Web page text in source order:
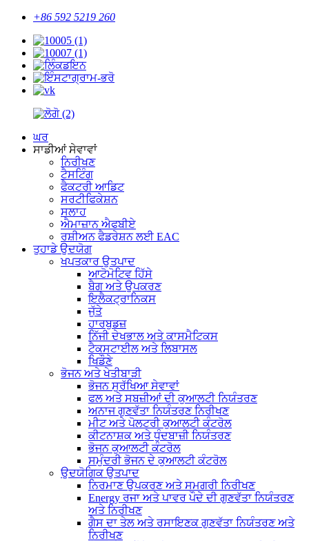
+86 592 5219 260
ਘਰ
ਸਾਡੀਆਂ ਸੇਵਾਵਾਂ
ਨਿਰੀਖਣ
ਟੈਸਟਿੰਗ
ਫੈਕਟਰੀ ਆਡਿਟ
ਸਰਟੀਫਿਕੇਸ਼ਨ
ਸਲਾਹ
ਐਮਾਜ਼ਾਨ ਐਫਬੀਏ
ਰਸ਼ੀਅਨ ਫੈਡਰੇਸ਼ਨ ਲਈ EAC
ਤੁਹਾਡੇ ਉਦਯੋਗ
ਖਪਤਕਾਰ ਉਤਪਾਦ
ਆਟੋਮੋਟਿਵ ਹਿੱਸੇ
ਬੈਗ ਅਤੇ ਉਪਕਰਣ
ਇਲੈਕਟ੍ਰਾਨਿਕਸ
ਜੁੱਤੇ
ਹਾਰਬੁਡਜ਼
ਨਿੱਜੀ ਦੇਖਭਾਲ ਅਤੇ ਕਾਸਮੈਟਿਕਸ
ਟੈਕਸਟਾਈਲ ਅਤੇ ਲਿਬਾਸਲ
ਖਿਡੌਣੇ
ਭੋਜਨ ਅਤੇ ਖੇਤੀਬਾੜੀ
ਭੋਜਨ ਸੁਰੱਖਿਆ ਸੇਵਾਵਾਂ
ਫਲ ਅਤੇ ਸਬਜ਼ੀਆਂ ਦੀ ਕੁਆਲਟੀ ਨਿਯੰਤਰਣ
ਅਨਾਜ ਗੁਣਵੱਤਾ ਨਿਯੰਤਰਣ ਨਿਰੀਖਣ
ਮੀਟ ਅਤੇ ਪੋਲਟਰੀ ਕੁਆਲਟੀ ਕੰਟਰੋਲ
ਕੀਟਨਾਸ਼ਕ ਅਤੇ ਧੁੰਦਬਾਜ਼ੀ ਨਿਯੰਤਰਣ
ਭੋਜਨ ਕੁਆਲਟੀ ਕੰਟਰੋਲ
ਸਮੁੰਦਰੀ ਭੋਜਨ ਦੇ ਕੁਆਲਟੀ ਕੰਟਰੋਲ
ਉਦਯੋਗਿਕ ਉਤਪਾਦ
ਨਿਰਮਾਣ ਉਪਕਰਣ ਅਤੇ ਸਮਗਰੀ ਨਿਰੀਖਣ
Energy ਰਜਾ ਅਤੇ ਪਾਵਰ ਪੌਦੇ ਦੀ ਗੁਣਵੱਤਾ ਨਿਯੰਤਰਣ
ਅਤੇ ਨਿਰੀਖਣ
ਗੈਸ ਦਾ ਤੇਲ ਅਤੇ ਰਸਾਇਣਕ ਗੁਣਵੱਤਾ ਨਿਯੰਤਰਣ ਅਤੇ
ਨਿਰੀਖਣ